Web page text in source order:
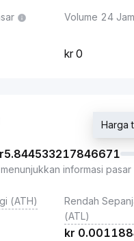
Volume 24 Jam
0
5.844533217846671
Harga
informasi pasar
(ATH)
Rendah
(ATL)
kr